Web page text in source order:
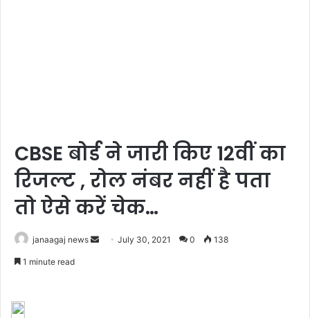
CBSE बोर्ड ने जारी किए 12वीं का
रिजल्ट , रोल नंबर नहीं है पता
तो ऐसे करें चेक…
janaagaj news
SendJuly 30, 2021 0 138
1 minute read